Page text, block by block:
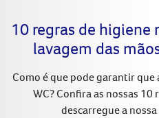
10 regras de higiene
lavagem das
Como é que pode garantir
WC? Confira as nossas 10
descarregue a